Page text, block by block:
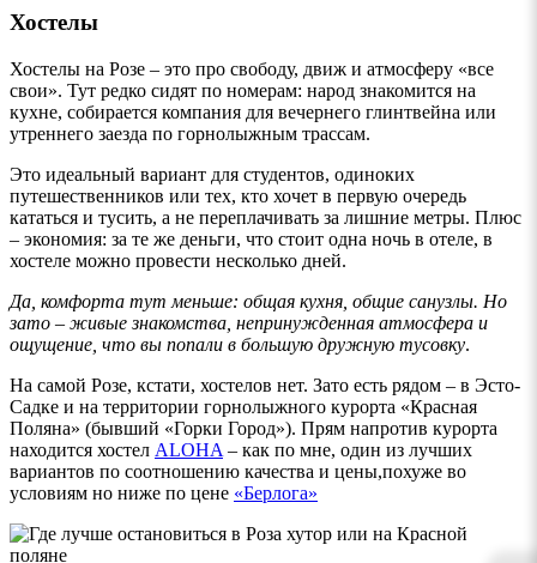
Хостелы
Хостелы на Розе – это про свободу, движ и атмосферу «все
свои». Тут редко сидят по номерам: народ знакомится на
кухне, собирается компания для вечернего глинтвейна или
утреннего заезда по горнолыжным трассам.
Это идеальный вариант для студентов, одиноких
путешественников или тех, кто хочет в первую очередь
кататься и тусить, а не переплачивать за лишние метры. Плюс
– экономия: за те же деньги, что стоит одна ночь в отеле, в
хостеле можно провести несколько дней.
Да, комфорта тут меньше: общая кухня, общие санузлы. Но
зато – живые знакомства, непринужденная атмосфера и
ощущение, что вы попали в большую дружную тусовку.
На самой Розе, кстати, хостелов нет. Зато есть рядом – в Эсто-
Садке и на территории горнолыжного курорта «Красная
Поляна» (бывший «Горки Город»). Прям напротив курорта
находится хостел ALOHA – как по мне, один из лучших
вариантов по соотношению качества и цены,похуже во
условиям но ниже по цене «Берлога»